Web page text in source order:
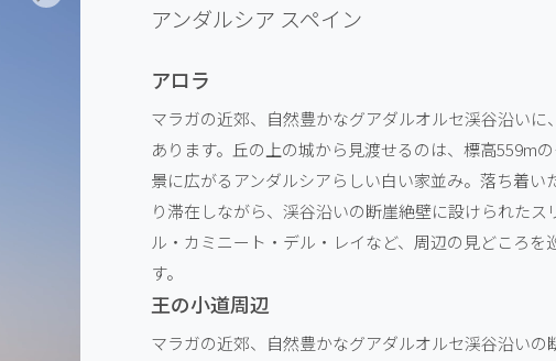
アンダルシア スペイン
アロラ
マラガの近郊、自然豊かなグアダルオルセ渓谷沿いに
あります。丘の上の城から見渡せるのは、標高559m
景に広がるアンダルシアらしい白い家並み。落ち着い
り滞在しながら、渓谷沿いの断崖絶壁に設けられたス
ル・カミニート・デル・レイなど、周辺の見どころを
す。
王の小道周辺
マラガの近郊、自然豊かなグアダルオルセ渓谷沿いの